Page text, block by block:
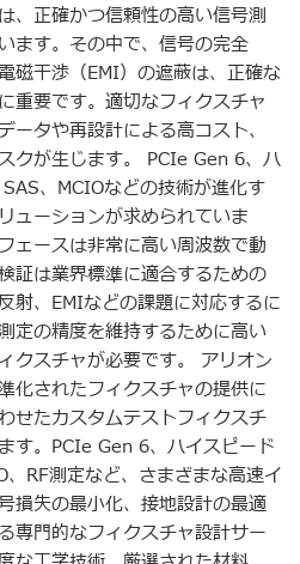
、正確かつ信頼性の高い信号測
ます。その中で、信号の完全
磁干渉（EMI）の遮蔽は、正確な
重要です。適切なフィクスチャ
タや再設計による高コスト、
クが生じます。 PCIe Gen 6、ハ
、MCIOなどの技術が進化す
ューションが求められていま
ェースは非常に高い周波数で動
証は業界標準に適合するための
射、EMIなどの課題に対応するに
定の精度を維持するために高い
クスチャが必要です。 アリオン
化されたフィクスチャの提供に
せたカスタムテストフィクスチ
す。PCIe Gen 6、ハイスピード
RF測定など、さまざまな高速イ
損失の最小化、接地設計の最適
専門的なフィクスチャ設計サー